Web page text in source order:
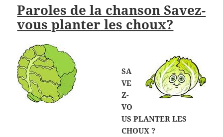
Paroles de la chanson Savez-
vous planter les choux?
SA
VE
Z-
VO
US PLANTER LES
CHOUX ?